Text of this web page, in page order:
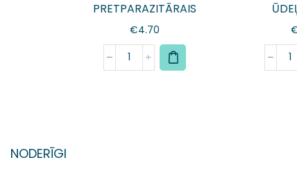
PRETPARAZITĀRAIS
€4.70
NODERĪGI